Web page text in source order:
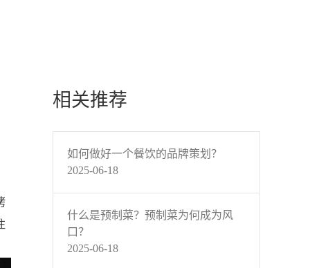
相关推荐
如何做好一个餐饮的品牌策划？
2025-06-18
什么是预制菜？预制菜为何成为风
口？
2025-06-18